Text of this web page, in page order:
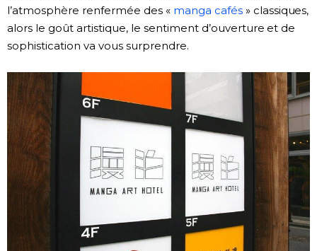
l’atmosphère renfermée des « manga cafés» classiques,
alors le goût artistique, le sentiment d’ouverture et de
sophistication va vous surprendre.